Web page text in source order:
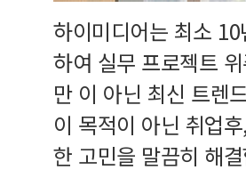
하이미디어는 최소
하여 실무 프로젝트
만 이 아닌 최신 트렌
이 목적이 아닌 취업
한 고민을 말끔히 해